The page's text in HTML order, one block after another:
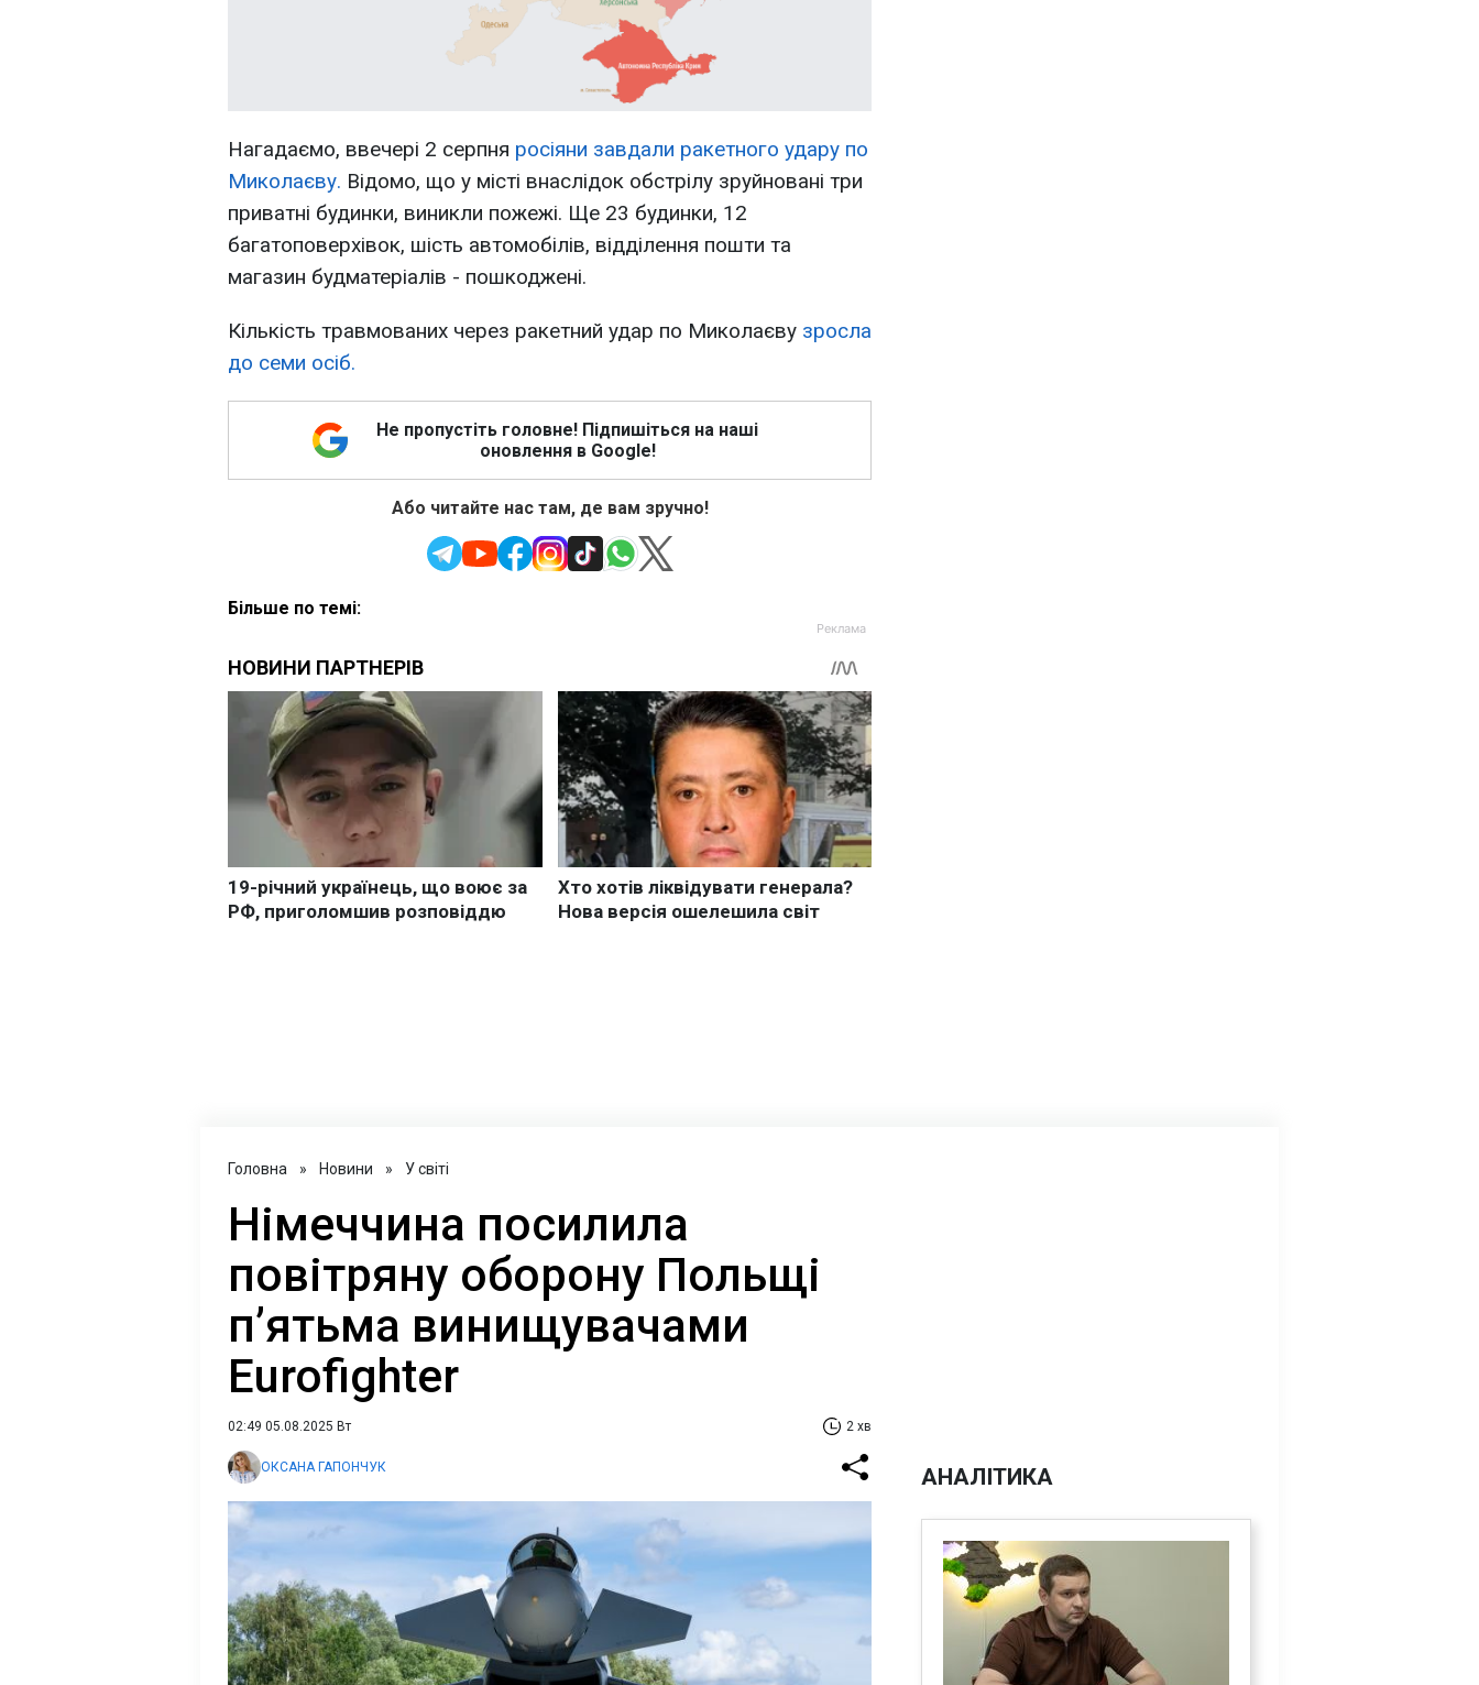
Нагадаємо, ввечері 2 серпня росіяни завдали ракетного удару по
Миколаєву. Відомо, що у місті внаслідок обстрілу зруйновані три
приватні будинки, виникли пожежі. Ще 23 будинки, 12
багатоповерхівок, шість автомобілів, відділення пошти та
магазин будматеріалів - пошкоджені.
Кількість травмованих через ракетний удар по Миколаєву зросла
до семи осіб.
Не пропустіть головне! Підпишіться на наші
оновлення в Google!
Або читайте нас там, де вам зручно!
Більше по темі:
Головна » Новини » У світі
Німеччина посилила
повітряну оборону Польщі
п’ятьма винищувачами
Eurofighter
02:49 05.08.2025 Вт 2 хв
ОКСАНА ГАПОНЧУК АНАЛІТИКА